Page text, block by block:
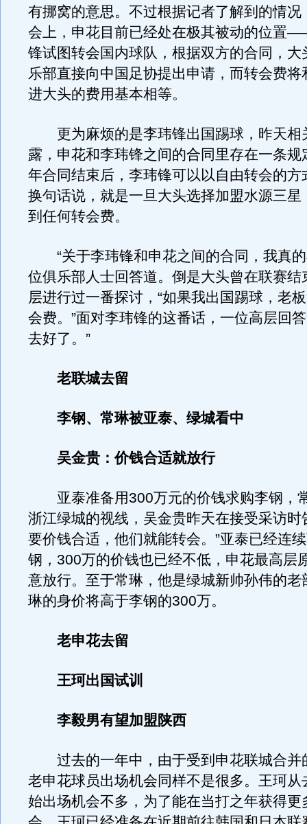
有挪窝的意思。不过根据记者了解到的情况
会上，申花目前已经处在极其被动的位置
锋试图转会国内球队，根据双方的合同，大
乐部直接向中国足协提出申请，而转会费将
进大头的费用基本相等。
更为麻烦的是李玮锋出国踢球，昨天相
露，申花和李玮锋之间的合同里存在一条规
年合同结束后，李玮锋可以以自由转会的方
换句话说，就是一旦大头选择加盟水源三星
到任何转会费。
“关于李玮锋和申花之间的合同，我真的
位俱乐部人士回答道。倒是大头曾在联赛结
层进行过一番探讨，“如果我出国踢球，老
会费。”面对李玮锋的这番话，一位高层回
去好了。”
老联城去留
李钢、常琳被亚泰、绿城看中
吴金贵：价钱合适就放行
亚泰准备用300万元的价钱求购李钢，
浙江绿城的视线，吴金贵昨天在接受采访时
要价钱合适，他们就能转会。”亚泰已经连
钢，300万的价钱也已经不低，申花最高层
意放行。至于常琳，他是绿城新帅孙伟的老
琳的身价将高于李钢的300万。
老申花去留
王珂出国试训
李毅男有望加盟陕西
过去的一年中，由于受到申花联城合并
老申花球员出场机会同样不是很多。王珂从
始出场机会不多，为了能在当打之年获得更